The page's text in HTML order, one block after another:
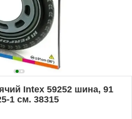
Intex 59252 шина, 91
1 см. 38315